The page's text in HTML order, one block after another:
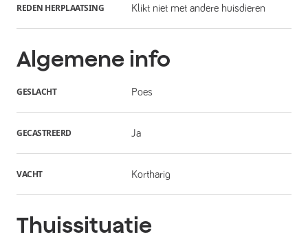
REDEN HERPLAATSING Klikt niet met andere huisdieren
Algemene info
GESLACHT Poes
GECASTREERD Ja
VACHT Kortharig
Thuissituatie